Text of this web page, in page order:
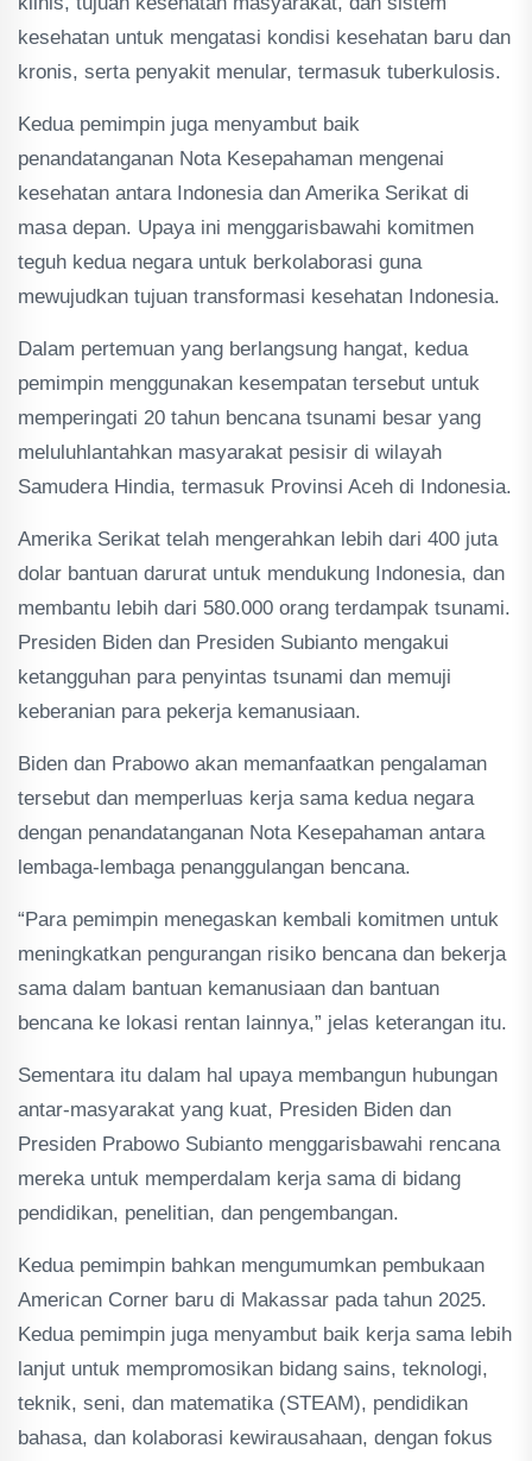
kesehatan untuk mengatasi kondisi kesehatan baru dan
kronis, serta penyakit menular, termasuk tuberkulosis.
Kedua pemimpin juga menyambut baik
penandatanganan Nota Kesepahaman mengenai
kesehatan antara Indonesia dan Amerika Serikat di
masa depan. Upaya ini menggarisbawahi komitmen
teguh kedua negara untuk berkolaborasi guna
mewujudkan tujuan transformasi kesehatan Indonesia.
Dalam pertemuan yang berlangsung hangat, kedua
pemimpin menggunakan kesempatan tersebut untuk
memperingati 20 tahun bencana tsunami besar yang
meluluhlantahkan masyarakat pesisir di wilayah
Samudera Hindia, termasuk Provinsi Aceh di Indonesia.
Amerika Serikat telah mengerahkan lebih dari 400 juta
dolar bantuan darurat untuk mendukung Indonesia, dan
membantu lebih dari 580.000 orang terdampak tsunami.
Presiden Biden dan Presiden Subianto mengakui
ketangguhan para penyintas tsunami dan memuji
keberanian para pekerja kemanusiaan.
Biden dan Prabowo akan memanfaatkan pengalaman
tersebut dan memperluas kerja sama kedua negara
dengan penandatanganan Nota Kesepahaman antara
lembaga-lembaga penanggulangan bencana.
“Para pemimpin menegaskan kembali komitmen untuk
meningkatkan pengurangan risiko bencana dan bekerja
sama dalam bantuan kemanusiaan dan bantuan
bencana ke lokasi rentan lainnya,” jelas keterangan itu.
Sementara itu dalam hal upaya membangun hubungan
antar-masyarakat yang kuat, Presiden Biden dan
Presiden Prabowo Subianto menggarisbawahi rencana
mereka untuk memperdalam kerja sama di bidang
pendidikan, penelitian, dan pengembangan.
Kedua pemimpin bahkan mengumumkan pembukaan
American Corner baru di Makassar pada tahun 2025.
Kedua pemimpin juga menyambut baik kerja sama lebih
lanjut untuk mempromosikan bidang sains, teknologi,
teknik, seni, dan matematika (STEAM), pendidikan
bahasa, dan kolaborasi kewirausahaan, dengan fokus